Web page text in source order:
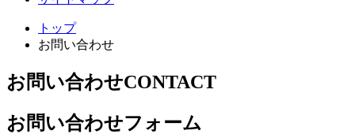
トップ
お問い合わせ
お問い合わせCONTACT
お問い合わせフォーム